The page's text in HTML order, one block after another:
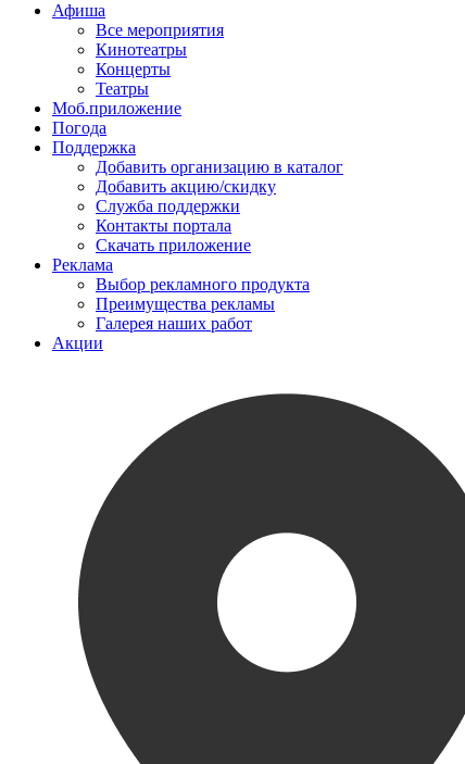
Афиша
Все мероприятия
Кинотеатры
Концерты
Театры
Моб.приложение
Погода
Поддержка
Добавить организацию в каталог
Добавить акцию/скидку
Служба поддержки
Контакты портала
Скачать приложение
Реклама
Выбор рекламного продукта
Преимущества рекламы
Галерея наших работ
Акции